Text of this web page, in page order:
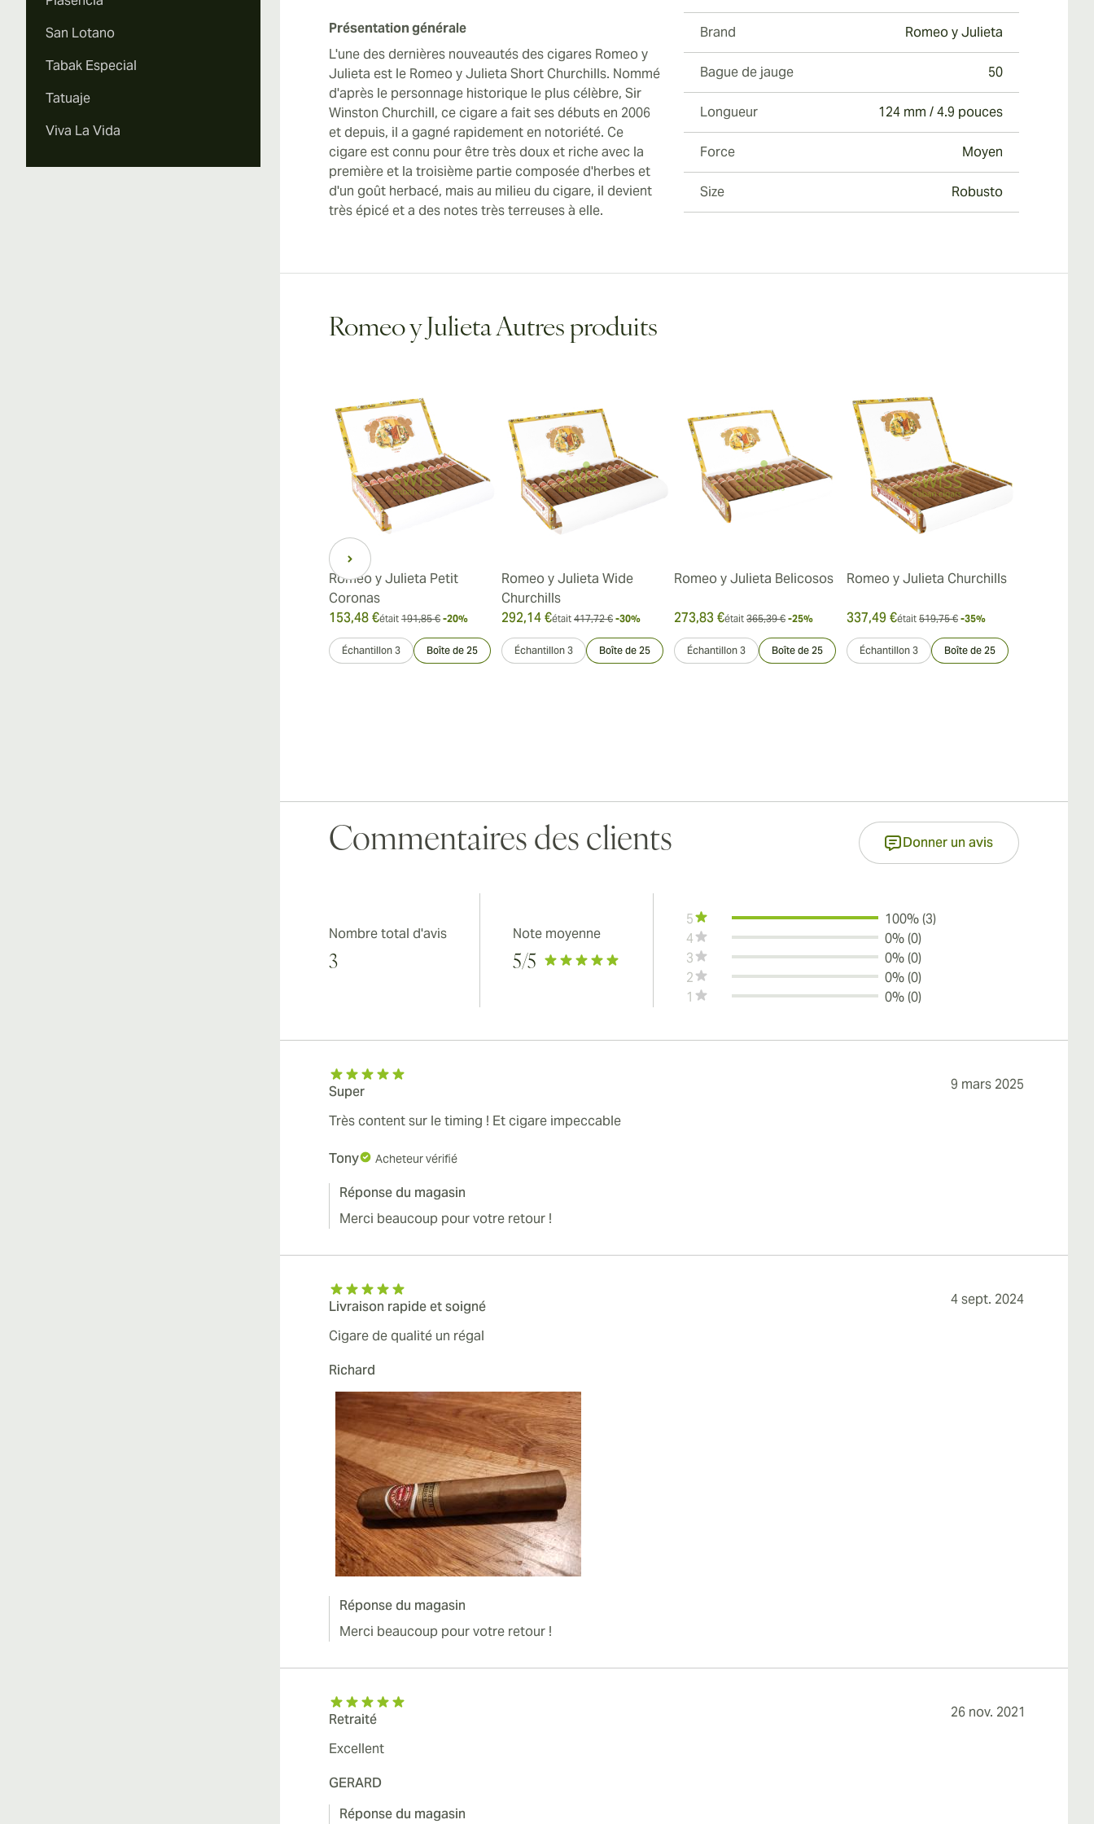
San Lotano
Tabak Especial
Tatuaje
Viva La Vida
Présentation générale
L'une des dernières nouveautés des cigares Romeo y
Julieta est le Romeo y Julieta Short Churchills. Nommé
d'après le personnage historique le plus célèbre, Sir
Winston Churchill, ce cigare a fait ses débuts en 2006
et depuis, il a gagné rapidement en notoriété. Ce
cigare est connu pour être très doux et riche avec la
première et la troisième partie composée d'herbes et
d'un goût herbacé, mais au milieu du cigare, il devient
très épicé et a des notes très terreuses à elle.
Brand Romeo y Julieta
Bague de jauge 50
Longueur 124 mm / 4.9 pouces
Force Moyen
Size Robusto
Romeo y Julieta Autres produits
Romeo y Julieta Petit
Coronas
153,48 €était 191,85 € -20%
Échantillon 3 Boîte de 25
Romeo y Julieta Wide
Churchills
292,14 €était 417,72 € -30%
Échantillon 3 Boîte de 25
Romeo y Julieta Belicosos
273,83 €était 365,39 € -25%
Échantillon 3 Boîte de 25
Romeo y Julieta Churchills
337,49 €était 519,75 € -35%
Échantillon 3 Boîte de 25
Commentaires des clients Donner un avis
Nombre total d'avis
3
Note moyenne
5/5
5
100% (3)
4
0% (0)
3
0% (0)
2
0% (0)
1
0% (0)
Super 9 mars 2025
Très content sur le timing ! Et cigare impeccable
Tony Acheteur vérifié
Réponse du magasin
Merci beaucoup pour votre retour !
Livraison rapide et soigné 4 sept. 2024
Cigare de qualité un régal
Richard
Réponse du magasin
Merci beaucoup pour votre retour !
Retraité 26 nov. 2021
Excellent
GERARD
Réponse du magasin